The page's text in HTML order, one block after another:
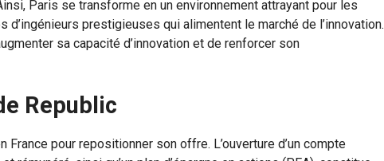
Paris se transforme en un environnement attrayant pour les
d’ingénieurs prestigieuses qui alimentent le marché de l’innovation.
sa capacité d’innovation et de renforcer son
Republic
pour repositionner son offre. L’ouverture d’un compte